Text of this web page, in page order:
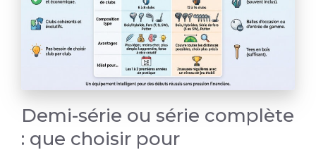
Demi-série ou série complète
: que choisir pour